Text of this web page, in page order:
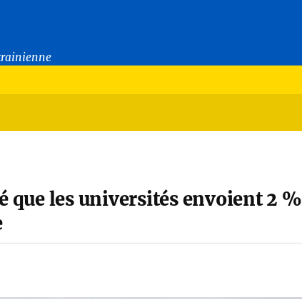
que les universités envoient 2 %